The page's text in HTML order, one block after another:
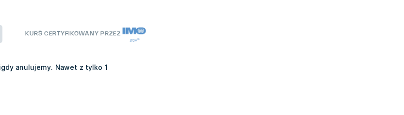
KURS CERTYFIKOWANY PRZEZ
anulujemy. Nawet z tylko 1